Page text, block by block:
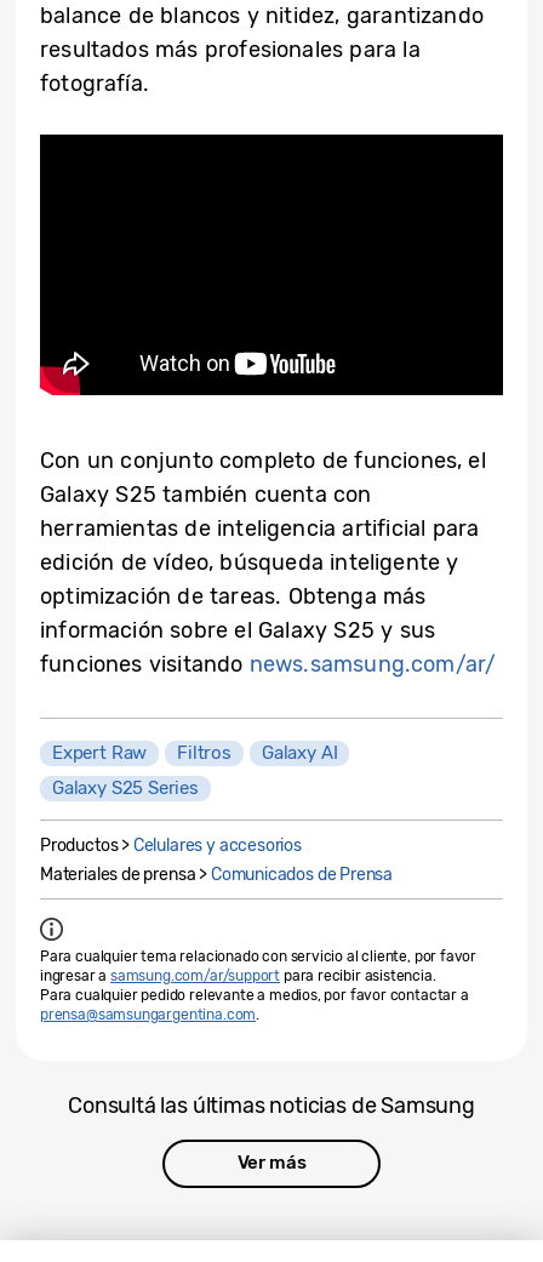
balance de blancos y nitidez, garantizando
resultados más profesionales para la
fotografía.
Con un conjunto completo de funciones, el
Galaxy S25 también cuenta con
herramientas de inteligencia artificial para
edición de vídeo, búsqueda inteligente y
optimización de tareas. Obtenga más
información sobre el Galaxy S25 y sus
funciones visitando news.samsung.com/ar/
Expert Raw Filtros
Galaxy AI
Galaxy S25 Series
Productos >Celulares y accesorios
Materiales de prensa >Comunicados de Prensa
Para cualquier tema relacionado con servicio al cliente, por favor
ingresar asamsung.com/ar/support para recibir asistencia.
Para cualquier pedido relevante a medios, por favor contactar a
prensa@samsungargentina.com
Consultá las últimas noticias de Samsung
Ver más